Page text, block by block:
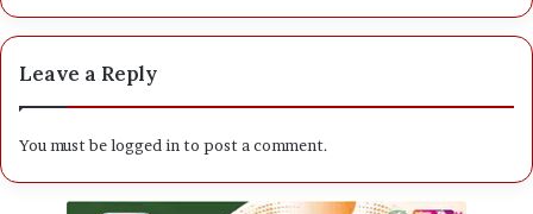
Leave a Reply
You must belogged into post a comment.